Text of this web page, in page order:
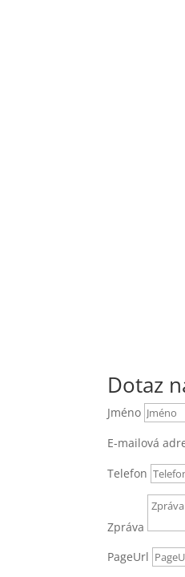
Dotaz
Jméno
E-mailová
Telefon
Zpráva
PageUrl